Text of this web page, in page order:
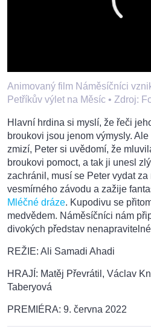
Animovaný film Náměsíčníci
Petříkův výlet na Měsíc • Zdroj:
Hlavní hrdina si myslí, že řeči
broukovi jsou jenom výmysly.
zmizí, Peter si uvědomí, že
broukovi pomoct, a tak ji unesl
zachránil, musí se Peter vydat
vesmírného závodu a zažije
Mléčné dráze. Kupodivu se
medvědem. Náměsíčníci nám
divokých představ
REŽIE: Ali Samadi Ahadi
HRAJÍ: Matěj Převrátil, Václav
Taberyová
PREMIÉRA: 9. června 2022